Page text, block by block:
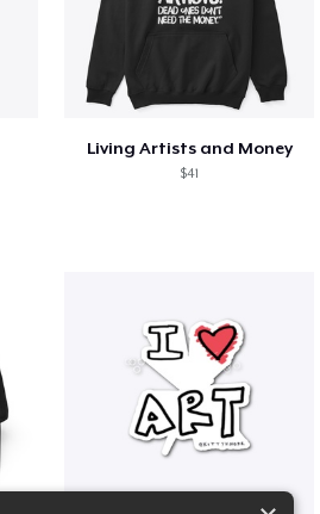
Living Artists and Money
$41